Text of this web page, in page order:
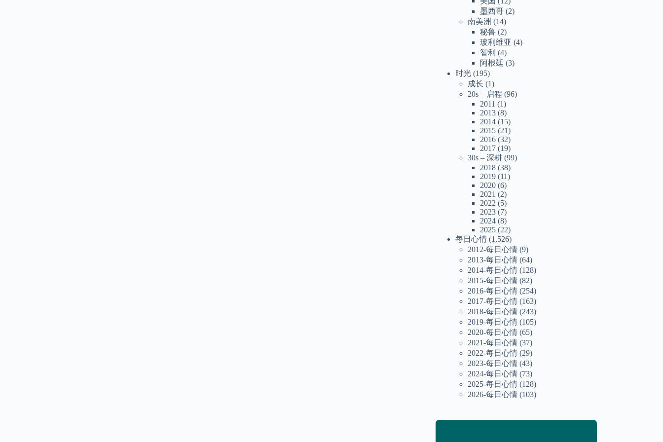
墨西哥 (2)
南美洲 (14)
秘鲁 (2)
玻利维亚 (4)
智利 (4)
阿根廷 (3)
时光 (195)
成长 (1)
20s – 启程 (96)
2011 (1)
2013 (8)
2014 (15)
2015 (21)
2016 (32)
2017 (19)
30s – 深耕 (99)
2018 (38)
2019 (11)
2020 (6)
2021 (2)
2022 (5)
2023 (7)
2024 (8)
2025 (22)
每日心情 (1,526)
2012-每日心情 (9)
2013-每日心情 (64)
2014-每日心情 (128)
2015-每日心情 (82)
2016-每日心情 (254)
2017-每日心情 (163)
2018-每日心情 (243)
2019-每日心情 (105)
2020-每日心情 (65)
2021-每日心情 (37)
2022-每日心情 (29)
2023-每日心情 (43)
2024-每日心情 (73)
2025-每日心情 (128)
2026-每日心情 (103)